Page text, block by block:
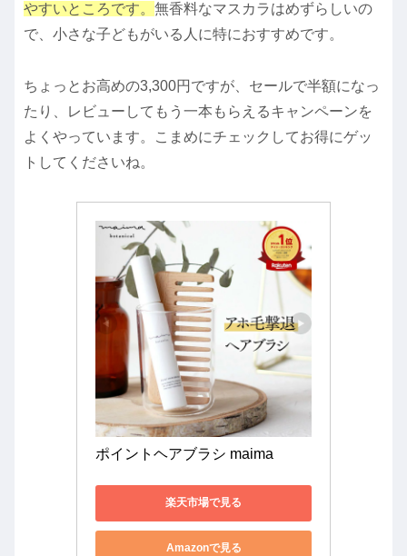
やすいところです。 無香料なマスカラはめずらしいの
で、小さな子どもがいる人に特におすすめです。
ちょっとお高めの3,300円ですが、セールで半額になっ
たり、レビューしてもう一本もらえるキャンペーンを
よくやっています。こまめにチェックしてお得にゲッ
トしてくださいね。
ポイントヘアブラシ maima
楽天市場で見る
Amazonで見る